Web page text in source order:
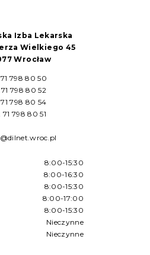
Izba Lekarska
Wielkiego 45
Wrocław
798 80 50
798 80 52
798 80 54
71 798 80 51
8:00-15:30
8:00-16:30
8:00-15:30
8:00-17:00
8:00-15:30
Nieczynne
Nieczynne